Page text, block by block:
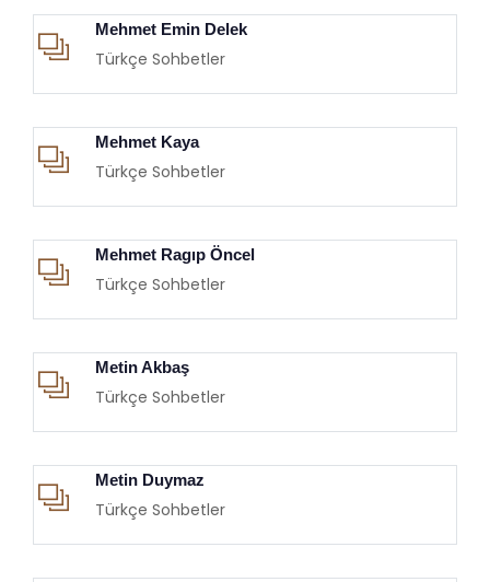
Mehmet Emin Delek
Türkçe Sohbetler
Mehmet Kaya
Türkçe Sohbetler
Mehmet Ragıp Öncel
Türkçe Sohbetler
Metin Akbaş
Türkçe Sohbetler
Metin Duymaz
Türkçe Sohbetler